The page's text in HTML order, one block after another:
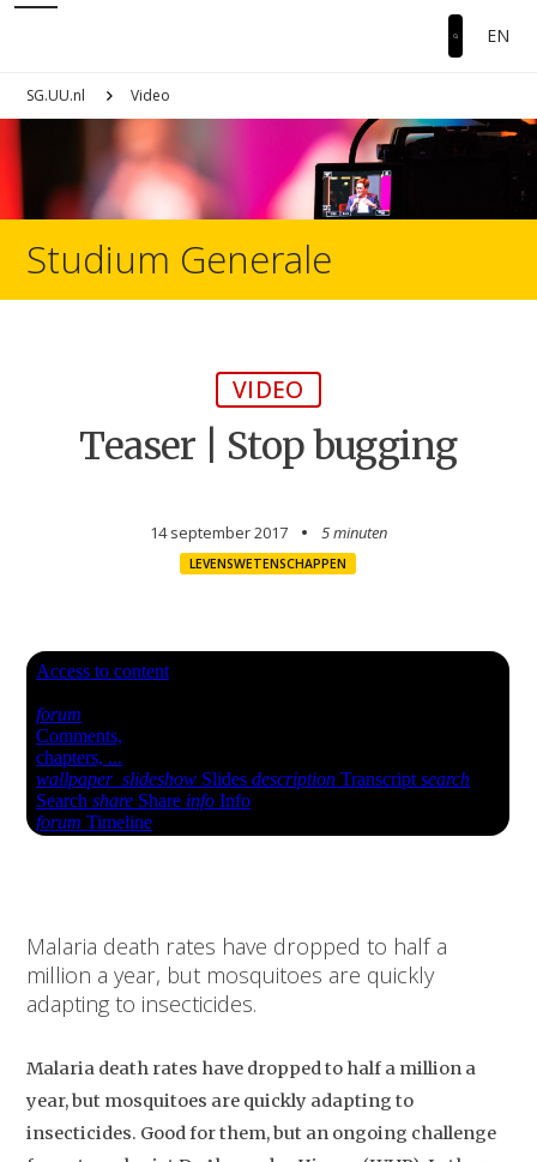
EN
SG.UU.nl Video
Studium Generale
VIDEO
Teaser | Stop bugging
14 september 2017 5 minuten
LEVENSWETENSCHAPPEN
Malaria death rates have dropped to half a
million a year, but mosquitoes are quickly
adapting to insecticides.
Malaria death rates have dropped to half a million a
year, but mosquitoes are quickly adapting to
insecticides. Good for them, but an ongoing challenge